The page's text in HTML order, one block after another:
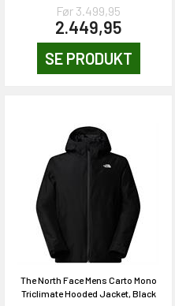
Før 3.499,95
2.449,95
SE PRODUKT
The North Face Mens Carto Mono
Triclimate Hooded Jacket, Black